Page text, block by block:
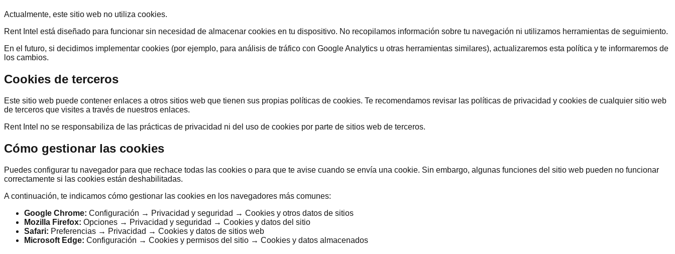
Actualmente, este sitio web no utiliza cookies.
Rent Intel está diseñado para funcionar sin necesidad de almacenar cookies en tu dispositivo. No recopilamos información sobre tu navegación ni utilizamos herramientas de seguimiento.
En el futuro, si decidimos implementar cookies (por ejemplo, para análisis de tráfico con Google Analytics u otras herramientas similares), actualizaremos esta política y te informaremos de
los cambios.
Cookies de terceros
Este sitio web puede contener enlaces a otros sitios web que tienen sus propias políticas de cookies. Te recomendamos revisar las políticas de privacidad y cookies de cualquier sitio web
de terceros que visites a través de nuestros enlaces.
Rent Intel no se responsabiliza de las prácticas de privacidad ni del uso de cookies por parte de sitios web de terceros.
Cómo gestionar las cookies
Puedes configurar tu navegador para que rechace todas las cookies o para que te avise cuando se envía una cookie. Sin embargo, algunas funciones del sitio web pueden no funcionar
correctamente si las cookies están deshabilitadas.
A continuación, te indicamos cómo gestionar las cookies en los navegadores más comunes:
Google Chrome: Configuración → Privacidad y seguridad → Cookies y otros datos de sitios
Mozilla Firefox: Opciones → Privacidad y seguridad → Cookies y datos del sitio
Safari: Preferencias → Privacidad → Cookies y datos de sitios web
Microsoft Edge: Configuración → Cookies y permisos del sitio → Cookies y datos almacenados